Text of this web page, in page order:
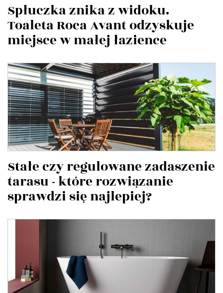
Spłuczka znika z widoku.
Toaleta Roca Avant odzyskuje
miejsce w małej łazience
Stałe czy regulowane zadaszenie
tarasu - które rozwiązanie
sprawdzi się najlepiej?